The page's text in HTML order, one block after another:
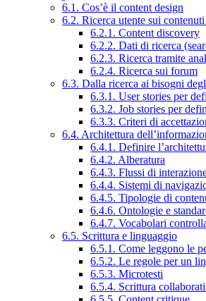
6.1. Cos’è il content design
6.2. Ricerca utente sui
6.2.1. Content discovery
6.2.2. Dati di ricerca
6.2.3. Ricerca tramite
6.2.4. Ricerca sui forum
6.3. Dalla ricerca ai bisogni
6.3.1. User stories per
6.3.2. Job stories per
6.3.3. Criteri di
6.4. Architettura
6.4.1. Definire
6.4.2. Alberatura
6.4.3. Flussi di
6.4.4. Sistemi di
6.4.5. Tipologie di
6.4.6. Ontologie e
6.4.7. Vocabolari
6.5. Scrittura e linguaggio
6.5.1. Come leggono le
6.5.2. Le regole per un
6.5.3. Microtesti
6.5.4. Scrittura